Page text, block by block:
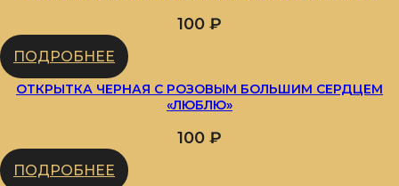
100 ₽
ПОДРОБНЕЕ
ОТКРЫТКА ЧЕРНАЯ С РОЗОВЫМ БОЛЬШИМ СЕРДЦЕМ
«ЛЮБЛЮ»
100 ₽
ПОДРОБНЕЕ